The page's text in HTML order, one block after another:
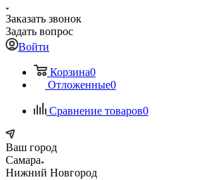
Заказать звонок
Задать вопрос
Войти
Корзина0
Отложенные0
Сравнение товаров0
Ваш город
Самара
Нижний Новгород